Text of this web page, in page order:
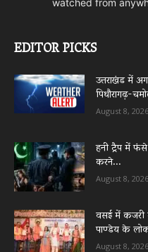
EDITOR PICKS
उत्तराखंड में
पिथौरागढ़-
August 8, 2026
हनी ट्रैप में
करने...
August 8, 2026
वसई में कजरी
पाण्डेय के
August 8, 2026